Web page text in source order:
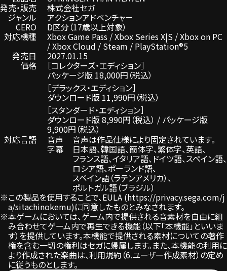
発売・販売 株式会社セガ
ジャンル アクションアドベンチャー
CERO D区分（17歳以上対象）
対応機種 Xbox Game Pass / Xbox Series X|S / Xbox on PC
/ Xbox Cloud / Steam / PlayStation®5
発売日 2027.01.15
価格 ［コレクターズ・エディション］
パッケージ版 18,000円（税込）
［デラックス・エディション］
ダウンロード版 11,990円（税込）
［スタンダード・エディション］
ダウンロード版 8,990円（税込） / パッケージ版
9,900円（税込）
対応言語
音声 音声は作品仕様により固定されています。
字幕 日本語、韓国語、簡体字、繁体字、英語、
フランス語、イタリア語、 ドイツ語、スペイン語、
ロシア語、ポーランド語、
スペイン語（ラテンアメリカ）、
ポルトガル語（ブラジル）
※この製品を使用することで、EULA (https://privacy.sega.com/j
a/sitachinokemu)に同意したものとみなされます。
※本ゲームにおいては、ゲーム内で提供される音素材を自由に組
み合わせてゲーム内で再生できる機能（以下「本機能」といいま
す）を提供しています。本機能で提供される素材についての著作
権を含む一切の権利はセガに帰属します。また、本機能の利用に
より作成された楽曲は、利用規約（6.ユーザー作成素材）の定め
に従うものとします。